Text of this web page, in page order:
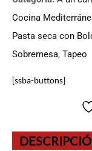
Cocina
Pasta seca con
Sobremesa, Tapeo
[ssba-buttons]